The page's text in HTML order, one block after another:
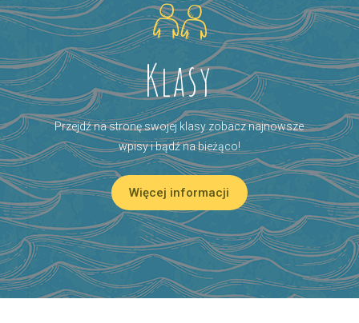
Klasy
Przejdź na stronę swojej klasy zobacz najnowsze
wpisy i bądź na bieżąco!
Więcej informacji